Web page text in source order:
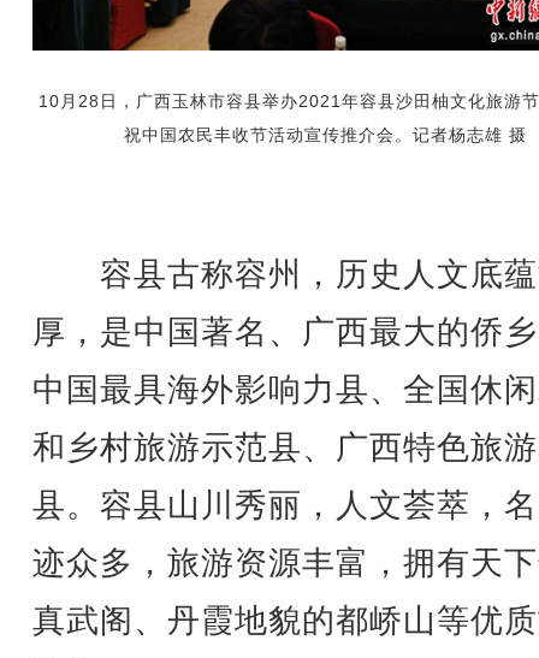
10月28日，广西玉林市容县举办2021年容县沙田柚文化旅游
祝中国农民丰收节活动宣传推介会。记者杨志雄 摄
容县古称容州，历史人文底
厚，是中国著名、广西最大的侨
中国最具海外影响力县、全国休
和乡村旅游示范县、广西特色旅
县。容县山川秀丽，人文荟萃，
迹众多，旅游资源丰富，拥有天
真武阁、丹霞地貌的都峤山等优